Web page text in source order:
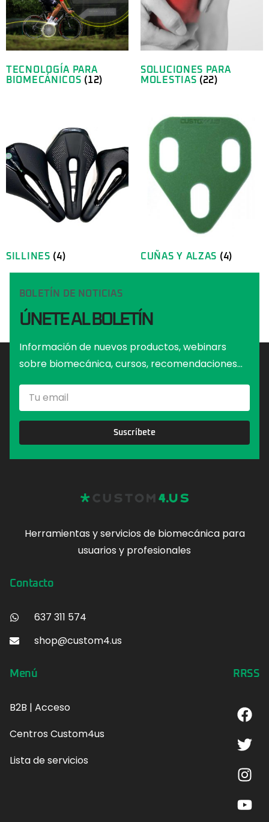
TECNOLOGÍA PARA
BIOMECÁNICOS (12)
SOLUCIONES PARA
MOLESTIAS (22)
SILLINES (4) CUÑAS Y ALZAS (4)
BOLETÍN DE NOTICIAS
ÚNETE AL BOLETÍN
Información de nuevos productos, webinars
sobre biomecánica, cursos, recomendaciones...
Suscríbete
Herramientas y servicios de biomecánica para
usuarios y profesionales
Contacto
637 311 574
shop@custom4.us
Menú
B2B | Acceso
Centros Custom4us
Lista de servicios
RRSS